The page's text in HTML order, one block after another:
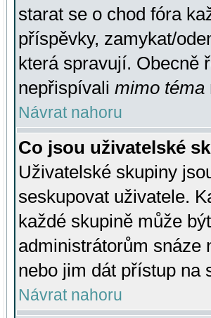
starat se o chod fóra
příspěvky, zamykat/
která spravují. Obecně
nepřispívali mimo téma
Návrat nahoru
Co jsou uživatelské
Uživatelské skupiny
seskupovat uživatele.
každé skupině může
administrátorům snáze
nebo jim dát přístup na
Návrat nahoru